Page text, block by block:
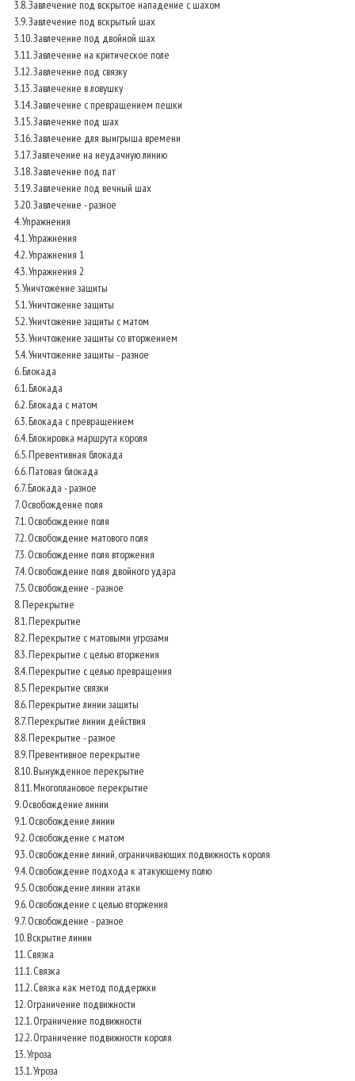
3.8. Завлечение под вскрытое нападение с шахом
3.9. Завлечение под вскрытый шах
3.10. Завлечение под двойной шах
3.11. Завлечение на критическое поле
3.12. Завлечение под связку
3.13. Завлечение в ловушку
3.14. Завлечение с превращением пешки
3.15. Завлечение под шах
3.16. Завлечение для выигрыша времени
3.17. Завлечение на неудачную линию
3.18. Завлечение под пат
3.19. Завлечение под вечный шах
3.20. Завлечение - разное
4. Упражнения
4.1. Упражнения
4.2. Упражнения 1
4.3. Упражнения 2
5. Уничтожение защиты
5.1. Уничтожение защиты
5.2. Уничтожение защиты с матом
5.3. Уничтожение защиты со вторжением
5.4. Уничтожение защиты - разное
6. Блокада
6.1. Блокада
6.2. Блокада с матом
6.3. Блокада с превращением
6.4. Блокировка маршрута короля
6.5. Превентивная блокада
6.6. Патовая блокада
6.7. Блокада - разное
7. Освобождение поля
7.1. Освобождение поля
7.2. Освобождение матового поля
7.3. Освобождение поля вторжения
7.4. Освобождение поля двойного удара
7.5. Освобождение - разное
8. Перекрытие
8.1. Перекрытие
8.2. Перекрытие с матовыми угрозами
8.3. Перекрытие с целью вторжения
8.4. Перекрытие с целью превращения
8.5. Перекрытие связки
8.6. Перекрытие линии защиты
8.7. Перекрытие линии действия
8.8. Перекрытие - разное
8.9. Превентивное перекрытие
8.10. Вынужденное перекрытие
8.11. Многоплановое перекрытие
9. Освобождение линии
9.1. Освобождение линии
9.2. Освобождение с матом
9.3. Освобождение линий, ограничивающих подвижность короля
9.4. Освобождение подхода к атакующему полю
9.5. Освобождение линии атаки
9.6. Освобождение с целью вторжения
9.7. Освобождение - разное
10. Вскрытие линии
11. Связка
11.1. Связка
11.2. Связка как метод поддержки
12. Ограничение подвижности
12.1. Ограничение подвижности
12.2. Ограничение подвижности короля
13. Угроза
13.1. Угроза